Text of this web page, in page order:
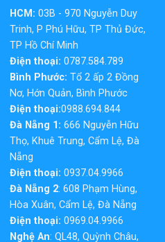
HCM: 03B - 970 Nguyễn Duy
Trinh, P Phú Hữu, TP Thủ Đức,
TP Hồ Chí Minh
Điện thoại: 0787.584.789
Bình Phước: Tổ 2 ấp 2 Đồng
Nơ, Hớn Quản, Bình Phước
Điện thoại:0988.694.844
Đà Nẵng 1: 666 Nguyễn Hữu
Thọ, Khuê Trung, Cẩm Lệ, Đà
Nẵng
Điện thoại: 0937.04.9966
Đà Nẵng 2: 608 Phạm Hùng,
Hòa Xuân, Cẩm Lệ, Đà Nẵng
Điện thoại: 0969.04.9966
Nghệ An: QL48, Quỳnh Châu,